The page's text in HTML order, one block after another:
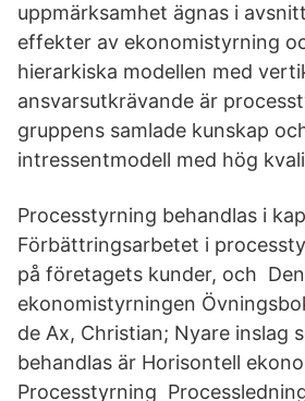
uppmärksamhet ägnas i
effekter av ekonomistyrning
hierarkiska modellen med
ansvarsutkrävande är
gruppens samlade kunskap
intressentmodell med hög
Processtyrning behandlas i
Förbättringsarbetet i
på företagets kunder, och
ekonomistyrningen
de Ax, Christian; Nyare inslag
behandlas är Horisontell
Processtyrning